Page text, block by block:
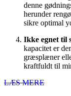
denne
herunder
sikre optimal
Ikke egnet til
kapacitet er
græsplæner
kraftfuldt til
LÆS MERE